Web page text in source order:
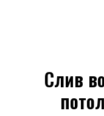
Слив